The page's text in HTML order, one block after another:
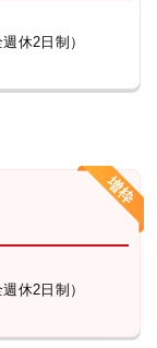
休2日制）
休2日制）